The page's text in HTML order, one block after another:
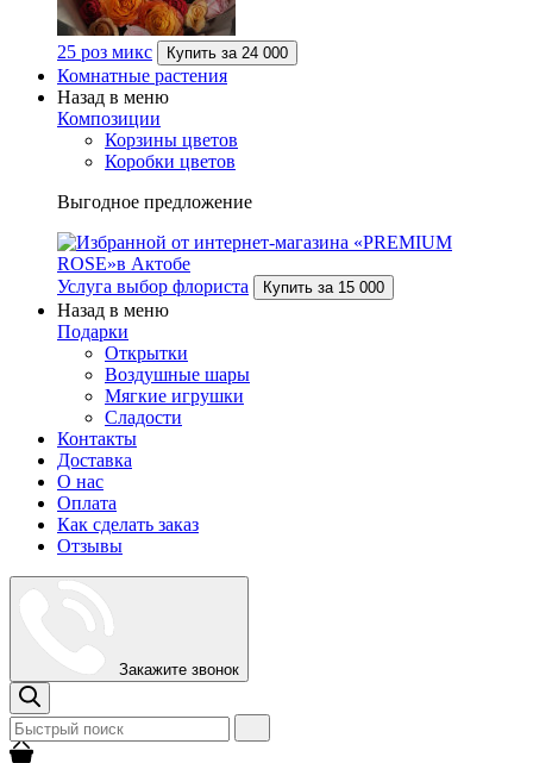
25 роз микс Купить за 24 000
Комнатные растения
Назад в меню
Композиции
Корзины цветов
Коробки цветов
Выгодное предложение
Услуга выбор флориста Купить за 15 000
Назад в меню
Подарки
Открытки
Воздушные шары
Мягкие игрушки
Сладости
Контакты
Доставка
О нас
Оплата
Как сделать заказ
Отзывы
Закажите звонок